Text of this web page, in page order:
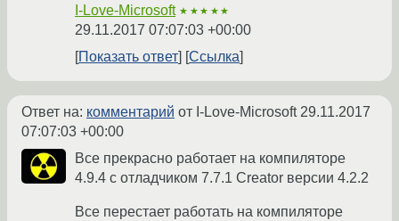
I-Love-Microsoft ★★★★★
29.11.2017 07:07:03 +00:00
Показать ответ
Ссылка
Ответ на: комментарий от I-Love-Microsoft29.11.2017
07:07:03 +00:00
Все прекрасно работает на компиляторе
4.9.4 с отладчиком 7.7.1 Creator версии 4.2.2
Все перестает работать на компиляторе